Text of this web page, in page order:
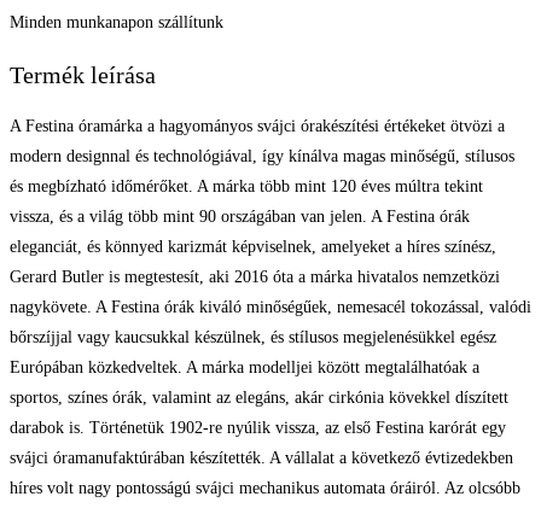
Minden munkanapon szállítunk
Termék leírása
A Festina óramárka a hagyományos svájci órakészítési értékeket ötvözi a
modern designnal és technológiával, így kínálva magas minőségű, stílusos
és megbízható időmérőket. A márka több mint 120 éves múltra tekint
vissza, és a világ több mint 90 országában van jelen. A Festina órák
eleganciát, és könnyed karizmát képviselnek, amelyeket a híres színész,
Gerard Butler is megtestesít, aki 2016 óta a márka hivatalos nemzetközi
nagykövete. A Festina órák kiváló minőségűek, nemesacél tokozással, valódi
bőrszíjjal vagy kaucsukkal készülnek, és stílusos megjelenésükkel egész
Európában közkedveltek. A márka modelljei között megtalálhatóak a
sportos, színes órák, valamint az elegáns, akár cirkónia kövekkel díszített
darabok is. Történetük 1902-re nyúlik vissza, az első Festina karórát egy
svájci óramanufaktúrában készítették. A vállalat a következő évtizedekben
híres volt nagy pontosságú svájci mechanikus automata óráiról. Az olcsóbb